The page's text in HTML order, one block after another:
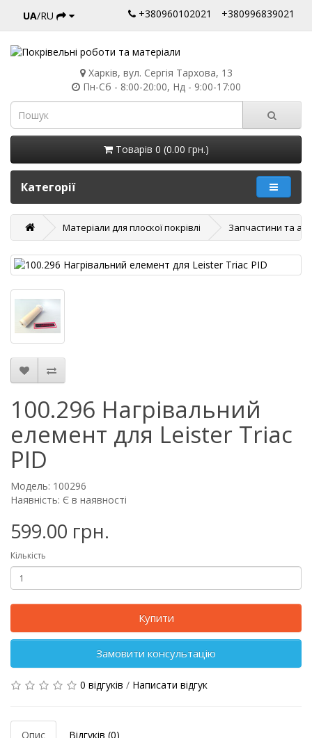
UA/RU +380960102021 +380996839021
Харків, вул. Сергія Тархова, 13
Пн-Сб - 8:00-20:00, Нд - 9:00-17:00
Товарів 0 (0.00 грн.)
Категорії
Матеріали для плоскої покрівлі Запчастини та
100.296 Нагрівальний
елемент для Leister Triac
PID
Модель: 100296
Наявність: Є в наявності
599.00 грн.
Кількість
Купити
Замовити консультацію
0 відгуків / Написати відгук
Опис Відгуків (0)